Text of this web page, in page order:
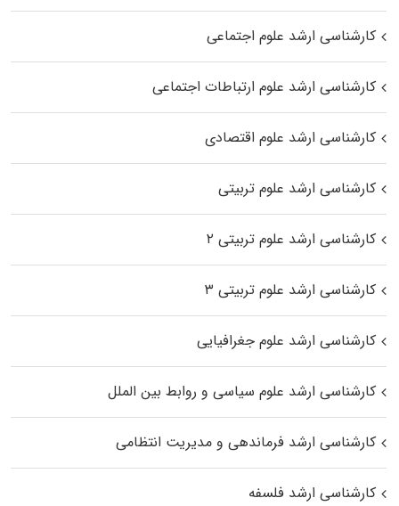
کارشناسی ارشد علوم اجتماعی
کارشناسی ارشد علوم ارتباطات اجتماعی
کارشناسی ارشد علوم اقتصادی
کارشناسی ارشد علوم تربیتی
کارشناسی ارشد علوم تربیتی ۲
کارشناسی ارشد علوم تربیتی ۳
کارشناسی ارشد علوم جغرافیایی
کارشناسی ارشد علوم سیاسی و روابط بین الملل
کارشناسی ارشد فرماندهی و مدیریت انتظامی
کارشناسی ارشد فلسفه